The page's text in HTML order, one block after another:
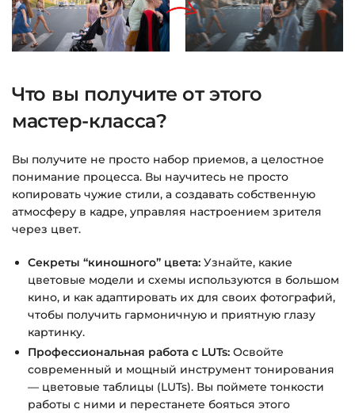
Что вы получите от этого
мастер-класса?
Вы получите не просто набор приемов, а целостное
понимание процесса. Вы научитесь не просто
копировать чужие стили, а создавать собственную
атмосферу в кадре, управляя настроением зрителя
через цвет.
Секреты “киношного” цвета: Узнайте, какие
цветовые модели и схемы используются в большом
кино, и как адаптировать их для своих фотографий,
чтобы получить гармоничную и приятную глазу
картинку.
Профессиональная работа с LUTs: Освойте
современный и мощный инструмент тонирования
— цветовые таблицы (LUTs). Вы поймете тонкости
работы с ними и перестанете бояться этого